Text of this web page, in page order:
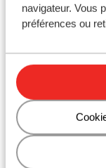
navigateur. Vous
préférences ou
Hôtel Barceló
Hôtel H10
Iberostar
Hôtel
adultes